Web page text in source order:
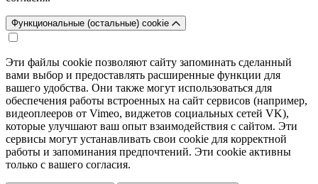
Функциональные (остальные) cookie
Эти файлы cookie позволяют сайту запоминать сделанный
вами выбор и предоставлять расширенные функции для
вашего удобства. Они также могут использоваться для
обеспечения работы встроенных на сайт сервисов (например,
видеоплееров от Vimeo, виджетов социальных сетей VK),
которые улучшают ваш опыт взаимодействия с сайтом. Эти
сервисы могут устанавливать свои cookie для корректной
работы и запоминания предпочтений. Эти cookie активны
только с вашего согласия.